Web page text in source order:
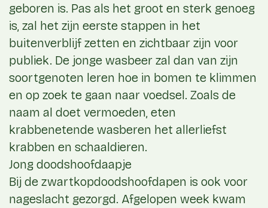
geboren is. Pas als het groot en sterk genoeg
is, zal het zijn eerste stappen in het
buitenverblijf zetten en zichtbaar zijn voor
publiek. De jonge wasbeer zal dan van zijn
soortgenoten leren hoe in bomen te klimmen
en op zoek te gaan naar voedsel. Zoals de
naam al doet vermoeden, eten
krabbenetende wasberen het allerliefst
krabben en schaaldieren.
Jong doodshoofdaapje
Bij de zwartkopdoodshoofdapen is ook voor
nageslacht gezorgd. Afgelopen week kwam